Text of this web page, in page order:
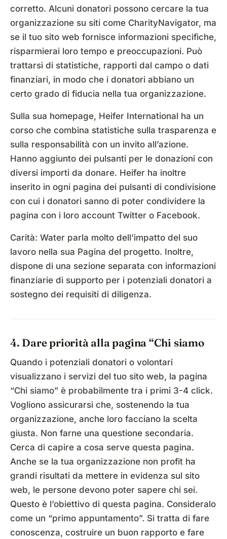
corretto. Alcuni donatori possono cercare la tua
organizzazione su siti come CharityNavigator, ma
se il tuo sito web fornisce informazioni specifiche,
risparmierai loro tempo e preoccupazioni. Può
trattarsi di statistiche, rapporti dal campo o dati
finanziari, in modo che i donatori abbiano un
certo grado di fiducia nella tua organizzazione.
Sulla sua homepage, Heifer International ha un
corso che combina statistiche sulla trasparenza e
sulla responsabilità con un invito all’azione.
Hanno aggiunto dei pulsanti per le donazioni con
diversi importi da donare. Heifer ha inoltre
inserito in ogni pagina dei pulsanti di condivisione
con cui i donatori sanno di poter condividere la
pagina con i loro account Twitter o Facebook.
Carità: Water parla molto dell’impatto del suo
lavoro nella sua Pagina del progetto. Inoltre,
dispone di una sezione separata con informazioni
finanziarie di supporto per i potenziali donatori a
sostegno dei requisiti di diligenza.
4. Dare priorità alla pagina “Chi siamo
Quando i potenziali donatori o volontari
visualizzano i servizi del tuo sito web, la pagina
“Chi siamo” è probabilmente tra i primi 3-4 click.
Vogliono assicurarsi che, sostenendo la tua
organizzazione, anche loro facciano la scelta
giusta. Non farne una questione secondaria.
Cerca di capire a cosa serve questa pagina.
Anche se la tua organizzazione non profit ha
grandi risultati da mettere in evidenza sul sito
web, le persone devono poter sapere chi sei.
Questo è l’obiettivo di questa pagina. Consideralo
come un “primo appuntamento”. Si tratta di fare
conoscenza, costruire un buon rapporto e fare